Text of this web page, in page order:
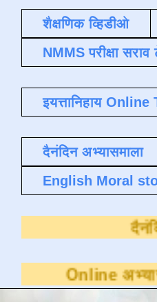
शैक्षणिक व्हिडीओ
NMMS परीक्षा
इयत्तानिहाय Online
दैनंदिन अभ्यासमाला
English Moral
अभ्यासदिनांक 31